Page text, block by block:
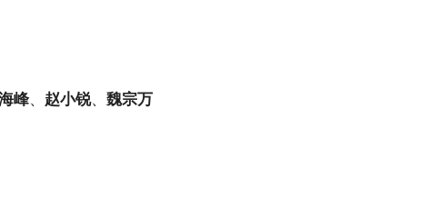
峰、 赵小锐、 魏宗万